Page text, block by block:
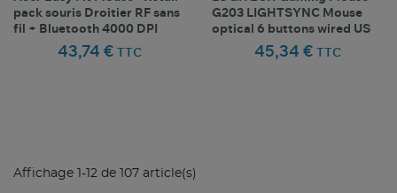
pack souris Droitier RF sans
fil + Bluetooth 4000 DPI
43,74 € TTC
G203 LIGHTSYNC Mouse
optical 6 buttons wired US
45,34 € TTC
Affichage 1-12 de 107 article(s)